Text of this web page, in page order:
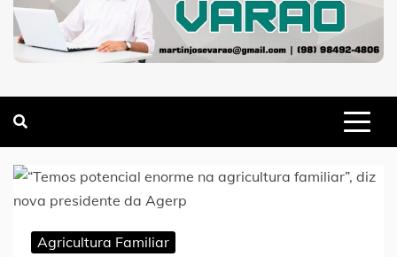
Agricultura Familiar